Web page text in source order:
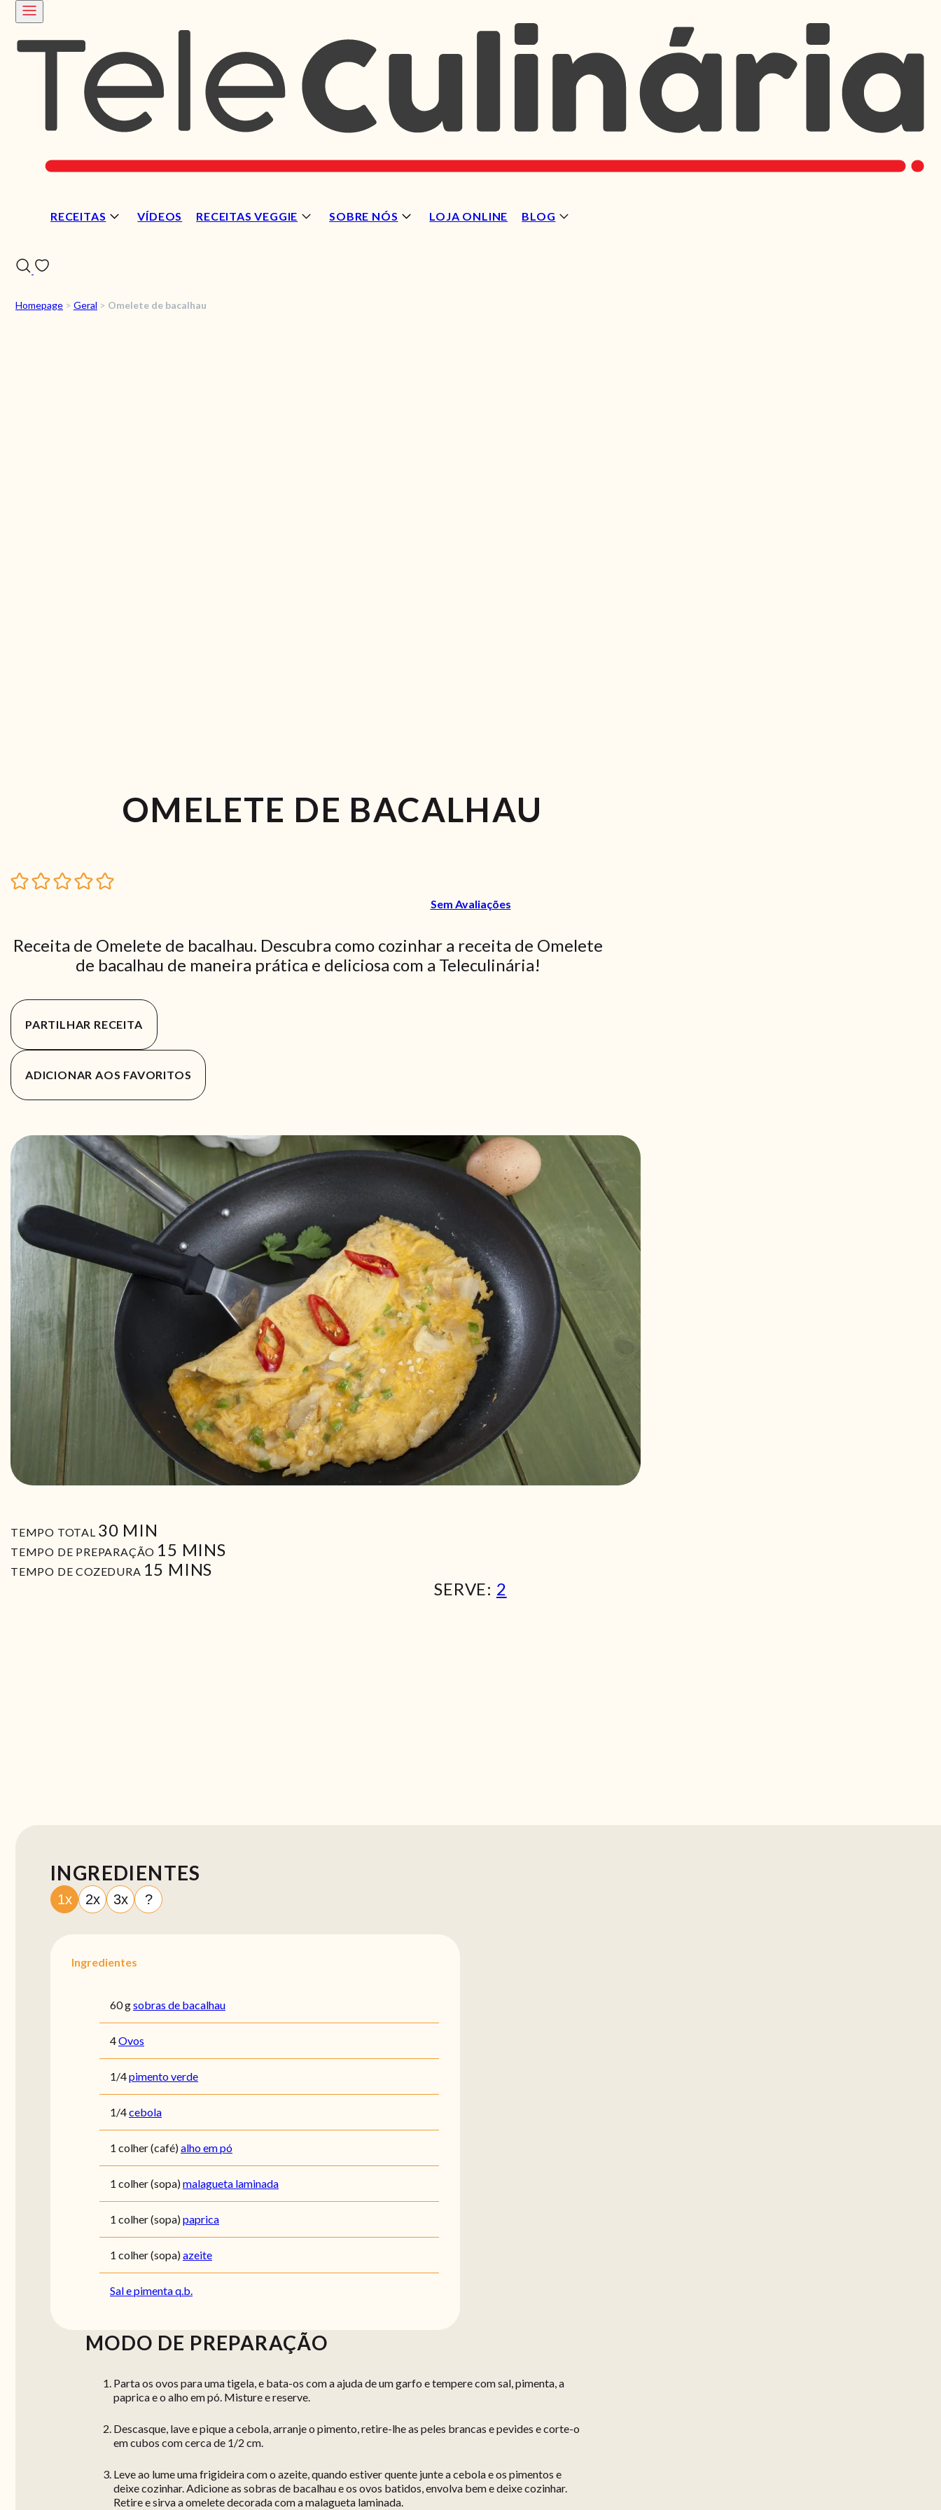
RECEITAS VÍDEOS RECEITAS VEGGIE SOBRE NÓS LOJA ONLINE BLOG
Homepage > Geral > Omelete de bacalhau
OMELETE DE BACALHAU
Sem Avaliações
Receita de Omelete de bacalhau. Descubra como cozinhar a receita de Omelete
de bacalhau de maneira prática e deliciosa com a Teleculinária!
PARTILHAR RECEITA
ADICIONAR AOS FAVORITOS
TEMPO TOTAL 30MIN
MIN
TEMPO DE PREPARAÇÃO 15 MIN
MINS
TEMPO DE COZEDURA 15 MIN
MINS
SERVE: 2
INGREDIENTES
1x 2x 3x ?
Ingredientes
60 gsobras de bacalhau
4Ovos
1/4pimento verde
1/4cebola
1 colher (café)alho em pó
1 colher (sopa)malagueta laminada
1 colher (sopa)paprica
1 colher (sopa)azeite
Sal e pimenta q.b.
MODO DE PREPARAÇÃO
Parta os ovos para uma tigela, e bata-os com a ajuda de um garfo e tempere com sal, pimenta, a
paprica e o alho em pó. Misture e reserve.
Descasque, lave e pique a cebola, arranje o pimento, retire-lhe as peles brancas e pevides e corte-o
em cubos com cerca de 1/2 cm.
Leve ao lume uma frigideira com o azeite, quando estiver quente junte a cebola e os pimentos e
deixe cozinhar. Adicione as sobras de bacalhau e os ovos batidos, envolva bem e deixe cozinhar.
Retire e sirva a omelete decorada com a malagueta laminada.